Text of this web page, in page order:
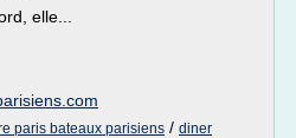
elle...
paris bateaux parisiens / diner